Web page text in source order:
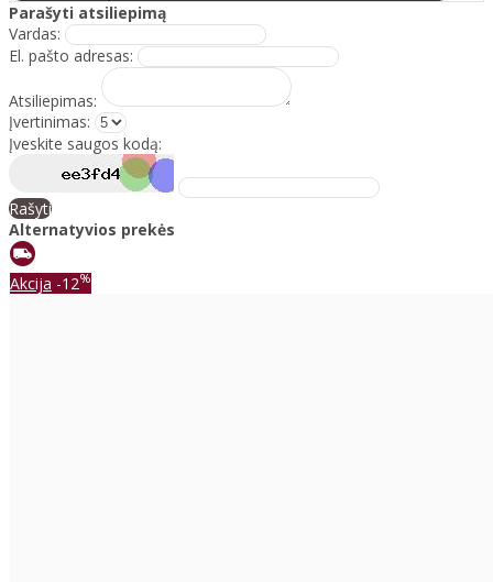
Parašyti atsiliepimą
Vardas:
El. pašto adresas:
Atsiliepimas:
Įvertinimas:
Įveskite saugos kodą:
Rašyti
Alternatyvios prekės
Akcija -12%